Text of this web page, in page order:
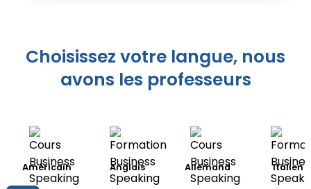
Choisissez votre langue, nous
avons les professeurs
Américain Anglais Allemand Italien